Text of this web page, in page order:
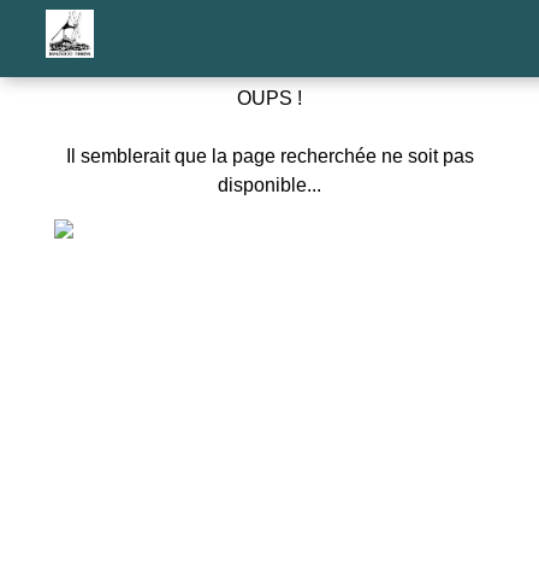
OUPS !
Il semblerait que la page recherchée ne soit pas
disponible...